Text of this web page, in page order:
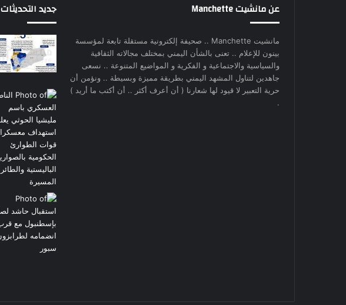
عن مانشيت Manchette
مانشيت Manchette .. صحيفة إلكترونية مستقلة تابعة لمؤسسة
بينون للإعلام .. تعنى بالشأن اليمني بمختلف مجالاته الثقافية
والسياسية والاجتماعية و الفكرية و المواضيع المتنوعة .. نسعى
جاهدين لتناول المشهد اليمني بطريقة مميزة وبسيطة .. ونؤمن أن
حرية التعبير لا قيود لها شعارنا ( أن أعرف أكثر .. أن أكتب ما أريد )
.
جديد التحديثات